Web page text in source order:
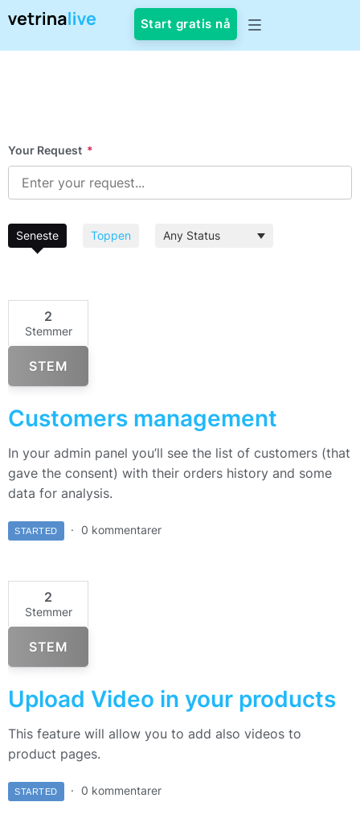
Start gratis nå
Your Request *
Seneste Toppen
2
Stemmer
STEM
Customers management
In your admin panel you’ll see the list of customers (that
gave the consent) with their orders history and some
data for analysis.
STARTED 0 kommentarer
2
Stemmer
STEM
Upload Video in your products
This feature will allow you to add also videos to
product pages.
STARTED 0 kommentarer